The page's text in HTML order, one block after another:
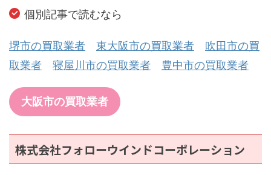
個別記事で読むなら
堺市の買取業者 東大阪市の買取業者
吹田市の買
取業者
寝屋川市の買取業者 豊中市の買取業者
大阪市の買取業者
株式会社フォローウインドコーポレーション